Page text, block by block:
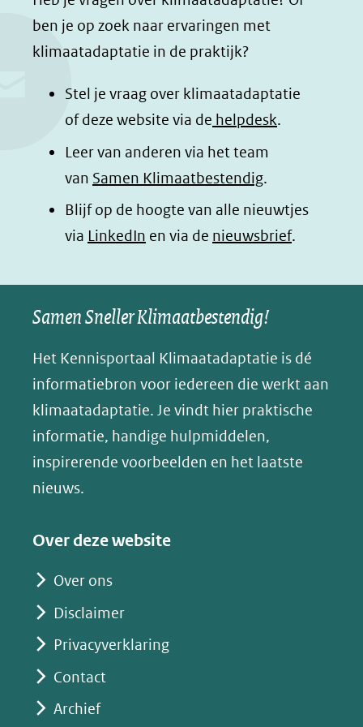
b
o
o
(opent
in
nieuw
venster)
naar
een
website)
d
I
(opent
in
nieuw
venster)
naar
een
website)
t
a
p
(opent
in
nieuw
venster)
naar
een
website)
d
l
e
o
p
B
l
e
s
y
(opent
in
nieuw
venster)
ben je op zoek naar ervaringen met
klimaatadaptatie in de praktijk?
Stel je vraag over klimaatadaptatie
of deze website via de helpdesk.
Leer van anderen via het team
van Samen Klimaatbestendig.
Blijf op de hoogte van alle nieuwtjes
via LinkedIn (opent
nieuw
venster)
naar
een
andere
website)
en via de nieuwsbrief.
Samen Sneller Klimaatbestendig!
Het Kennisportaal Klimaatadaptatie is dé
informatiebron voor iedereen die werkt aan
klimaatadaptatie. Je vindt hier praktische
informatie, handige hulpmiddelen,
inspirerende voorbeelden en het laatste
nieuws.
Over deze website
Over ons
Disclaimer
Privacyverklaring
Contact
Archief